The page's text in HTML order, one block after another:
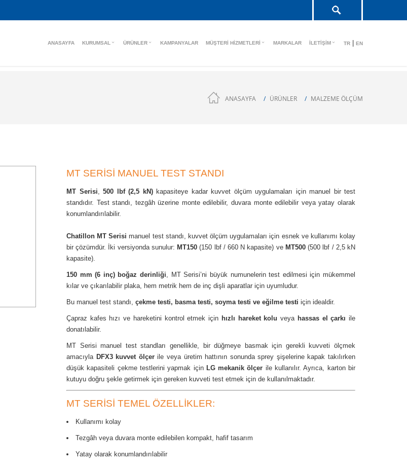
ANASAYFA KURUMSAL ÜRÜNLER KAMPANYALAR MÜŞTERI HIZMETLERI MARKALAR İLETIŞIM TR EN
ANASAYFA ÜRÜNLER MALZEME ÖLÇÜM
MT SERİSİ MANUEL TEST STANDI
MT Serisi, 500 lbf (2,5 kN)kapasiteye kadar kuvvet ölçüm uygulamaları için manuel bir test
standıdır. Test standı, tezgâh üzerine monte edilebilir, duvara monte edilebilir veya yatay olarak
konumlandırılabilir.
Chatillon MT Serisi manuel test standı, kuvvet ölçüm uygulamaları için esnek ve kullanımı kolay
bir çözümdür. İki versiyonda sunulur: MT150 (150 lbf / 660 N kapasite) ve MT500(500 lbf / 2,5 kN
kapasite).
150 mm (6 inç) boğaz derinliği, MT Serisi’ni büyük numunelerin test edilmesi için mükemmel
kılar ve çıkarılabilir plaka, hem metrik hem de inç dişli aparatlar için uyumludur.
Bu manuel test standı, çekme testi, basma testi, soyma testi ve eğilme testi için idealdir.
Çapraz kafes hızı ve hareketini kontrol etmek için hızlı hareket kolu veya hassas el çarkı ile
donatılabilir.
MT Serisi manuel test standları genellikle, bir düğmeye basmak için gerekli kuvveti ölçmek
amacıyla DFX3 kuvvet ölçerile veya üretim hattının sonunda sprey şişelerine kapak takılırken
düşük kapasiteli çekme testlerini yapmak için LG mekanik ölçer ile kullanılır. Ayrıca, karton bir
kutuyu doğru şekle getirmek için gereken kuvveti test etmek için de kullanılmaktadır.
MT SERISI TEMEL ÖZELLIKLER:
Kullanımı kolay
Tezgâh veya duvara monte edilebilen kompakt, hafif tasarım
Yatay olarak konumlandırılabilir